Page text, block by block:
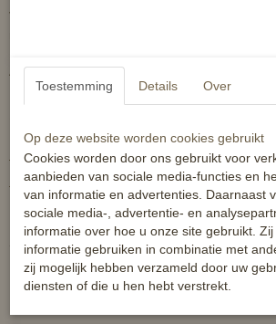
Voorzien van een zweetmes, spons,
Alles bij de hand om je paard of pony te
Productcode
EAN code
Reacties
Toestemming Details Over
Op deze website worden cookies gebruikt
Cookies worden door ons gebruikt voor
aanbieden van sociale media-functies en
van informatie en advertenties. Daarnaast
sociale media-, advertentie- en
informatie over hoe u onze site gebruikt.
informatie gebruiken in combinatie met
zij mogelijk hebben verzameld door uw
diensten of die u hen hebt verstrekt.